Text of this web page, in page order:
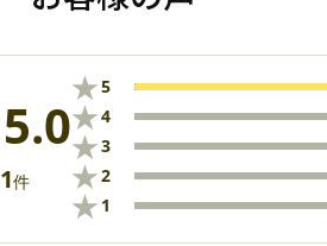
5.0
1件
★5
★4
★3
★2
★ 1